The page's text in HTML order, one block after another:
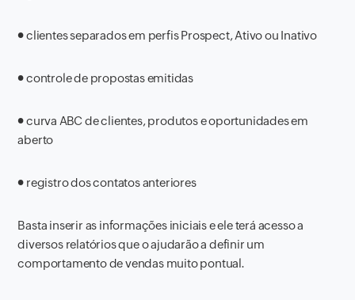
●clientes separados em perfis Prospect, Ativo ou Inativo
●controle de propostas emitidas
●curva ABC de clientes, produtos e oportunidades em
aberto
● registro dos contatos anteriores
Basta inserir as informações iniciais e ele terá acesso a
diversos relatórios que o ajudarão a definir um
comportamento de vendas muito pontual.